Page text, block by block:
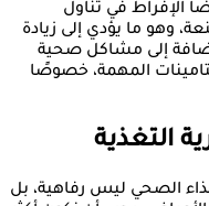
الإفراط في تناول
وهو ما يؤدي إلى زيادة
إلى مشاكل صحية
المهمة، خصوصًا
التغذية
الصحي ليس رفاهية، بل